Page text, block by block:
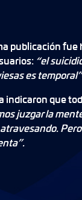
publicación fue
“el
es
indicaron que
juzgar la